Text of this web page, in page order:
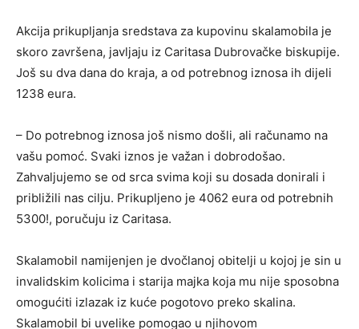
Akcija prikupljanja sredstava za kupovinu skalamobila je
skoro završena, javljaju iz Caritasa Dubrovačke biskupije.
Još su dva dana do kraja, a od potrebnog iznosa ih dijeli
1238 eura.
– Do potrebnog iznosa još nismo došli, ali računamo na
vašu pomoć. Svaki iznos je važan i dobrodošao.
Zahvaljujemo se od srca svima koji su dosada donirali i
približili nas cilju. Prikupljeno je 4062 eura od potrebnih
5300!, poručuju iz Caritasa.
Skalamobil namijenjen je dvočlanoj obitelji u kojoj je sin u
invalidskim kolicima i starija majka koja mu nije sposobna
omogućiti izlazak iz kuće pogotovo preko skalina.
Skalamobil bi uvelike pomogao u njihovom